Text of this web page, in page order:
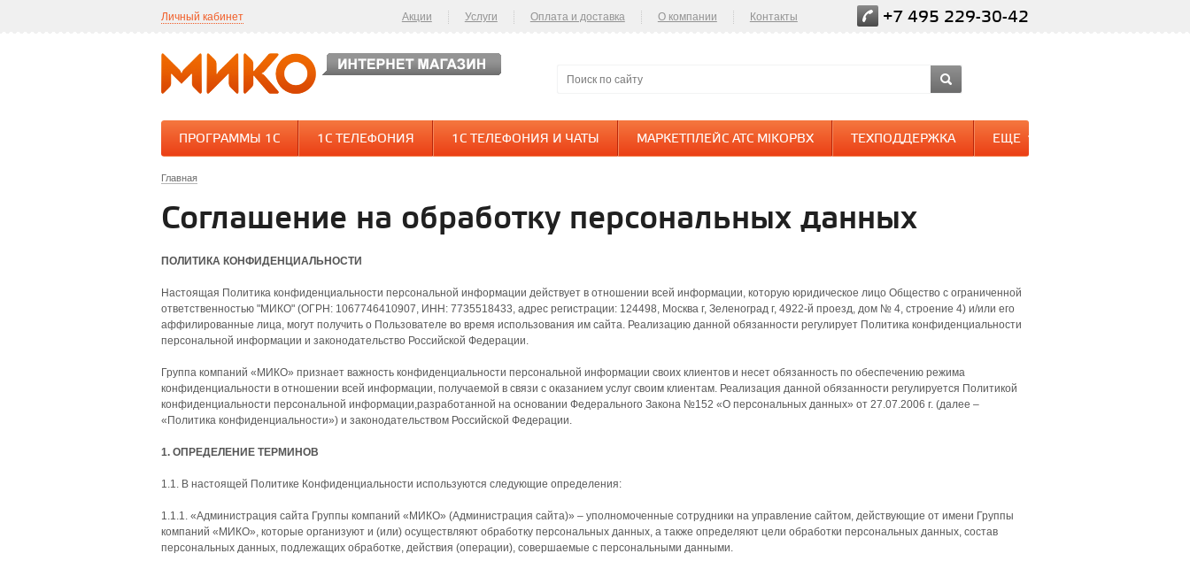
Личный кабинет Акции Услуги Оплата и доставка О компании Контакты +7 495 229-30-42
ПРОГРАММЫ 1С 1С ТЕЛЕФОНИЯ 1С ТЕЛЕФОНИЯ И ЧАТЫ МАРКЕТПЛЕЙС АТС MIKOPBX ТЕХПОДДЕРЖКА ЕЩЕ
Главная
Соглашение на обработку персональных данных
ПОЛИТИКА КОНФИДЕНЦИАЛЬНОСТИ
Настоящая Политика конфиденциальности персональной информации действует в отношении всей информации, которую юридическое лицо Общество с ограниченной
ответственностью "МИКО" (ОГРН: 1067746410907, ИНН: 7735518433, адрес регистрации: 124498, Москва г, Зеленоград г, 4922-й проезд, дом № 4, строение 4) и/или его
аффилированные лица, могут получить о Пользователе во время использования им сайта. Реализацию данной обязанности регулирует Политика конфиденциальности
персональной информации и законодательство Российской Федерации.
Группа компаний «МИКО» признает важность конфиденциальности персональной информации своих клиентов и несет обязанность по обеспечению режима
конфиденциальности в отношении всей информации, получаемой в связи с оказанием услуг своим клиентам. Реализация данной обязанности регулируется Политикой
конфиденциальности персональной информации,разработанной на основании Федерального Закона №152 «О персональных данных» от 27.07.2006 г. (далее –
«Политика конфиденциальности») и законодательством Российской Федерации.
1. ОПРЕДЕЛЕНИЕ ТЕРМИНОВ
1.1. В настоящей Политике Конфиденциальности используются следующие определения:
1.1.1. «Администрация сайта Группы компаний «МИКО» (Администрация сайта)» – уполномоченные сотрудники на управление сайтом, действующие от имени Группы
компаний «МИКО», которые организуют и (или) осуществляют обработку персональных данных, а также определяют цели обработки персональных данных, состав
персональных данных, подлежащих обработке, действия (операции), совершаемые с персональными данными.